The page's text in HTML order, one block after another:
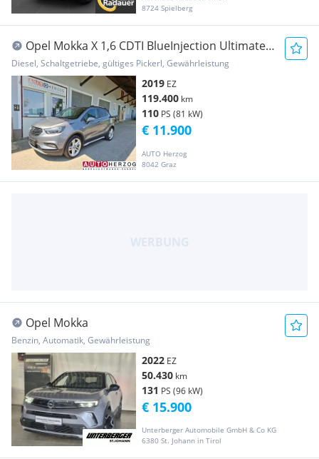
8724 Spielberg
Opel Mokka X 1,6 CDTI BlueInjection Ultimate
Start/S...
Diesel, Schaltgetriebe, gültiges Pickerl, Gewährleistung
2019 EZ
119.400 km
110 PS (81 kW)
AUTO Herzog
8042 Graz
€ 11.900
Opel Mokka
Benzin, Automatik, Gewährleistung
2022 EZ
50.430 km
131 PS (96 kW)
Unterberger Automobile GmbH & Co KG
6380 St. Johann in Tirol
€ 15.900